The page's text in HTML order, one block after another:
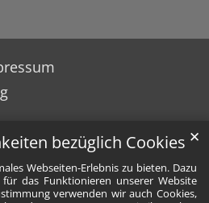
bezüglich Cookies
Webseiten-Erlebnis zu bieten. Dazu
das Funktionieren unserer Website
verwenden wir auch Cookies,
✕